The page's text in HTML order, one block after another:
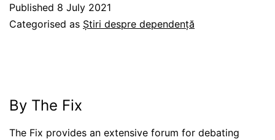
Published 8 July 2021
Categorised as Știri despre dependență
By The Fix
The Fix provides an extensive forum for debating